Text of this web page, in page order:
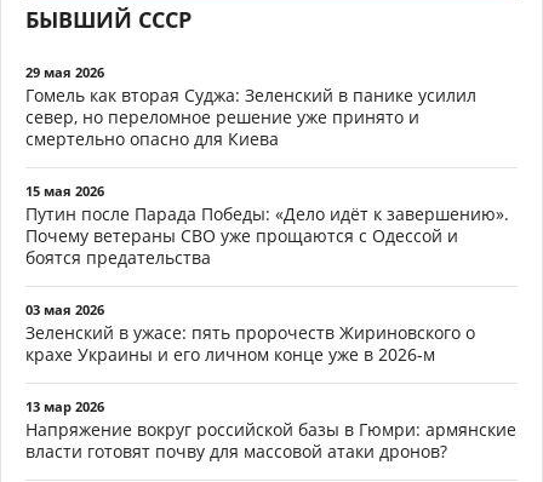
БЫВШИЙ СССР
29 мая 2026
Гомель как вторая Суджа: Зеленский в панике усилил
север, но переломное решение уже принято и
смертельно опасно для Киева
15 мая 2026
Путин после Парада Победы: «Дело идёт к завершению».
Почему ветераны СВО уже прощаются с Одессой и
боятся предательства
03 мая 2026
Зеленский в ужасе: пять пророчеств Жириновского о
крахе Украины и его личном конце уже в 2026-м
13 мар 2026
Напряжение вокруг российской базы в Гюмри: армянские
власти готовят почву для массовой атаки дронов?